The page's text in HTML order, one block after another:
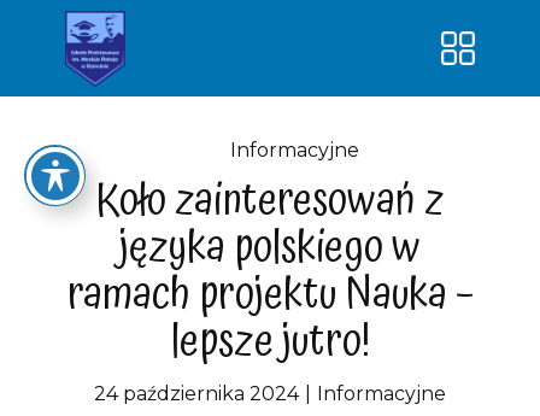
Strona główna
Kontakt
Dokumenty
Dowóz uczniów
Klasy
Nauka – lepsze jutro!
Informacyjne
Koło zainteresowań z
języka polskiego w
ramach projektu Nauka –
lepsze jutro!
24 października 2024 Informacyjne